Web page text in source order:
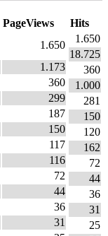
PageViews
1.650
1.173
360
299
187
150
117
116
72
44
36
31
Hits
1.650
18.725
360
1.000
281
150
120
162
72
44
36
31
25